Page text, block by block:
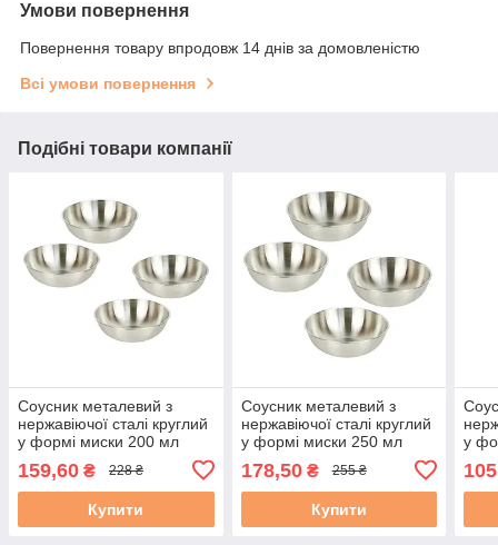
Умови повернення
Повернення товару впродовж 14 днів за домовленістю
Всі умови повернення
Подібні товари компанії
Соусник металевий з
нержавіючої сталі круглий
у формі миски 200 мл
159,60 ₴ 228 ₴
Купити
Соусник металевий з
нержавіючої сталі круглий
у формі миски 250 мл
178,50₴ 255 ₴
Купити
у